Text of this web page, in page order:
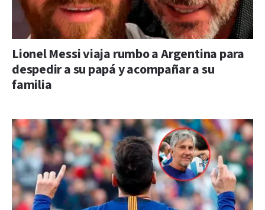
Lionel Messi viaja rumbo a Argentina para
despedir a su papá y acompañar a su
familia